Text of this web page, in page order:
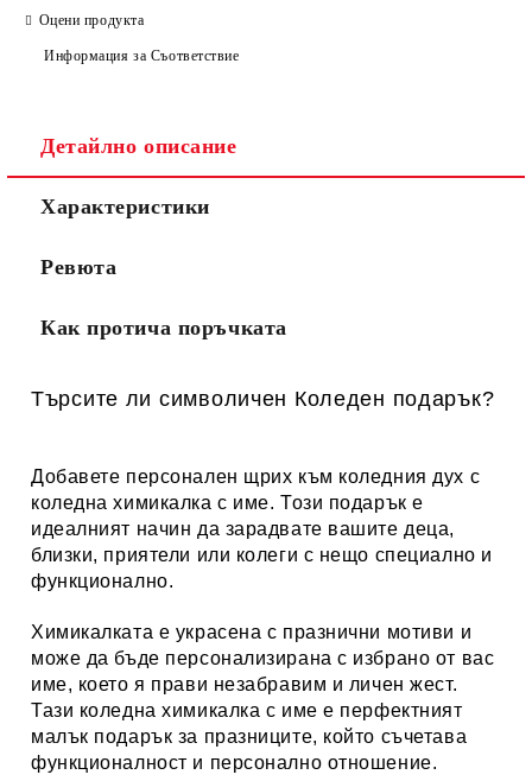
Оцени продукта
Информация за Съответствие
Детайлно описание
Характеристики
Ревюта
Как протича поръчката
Търсите ли символичен Коледен подарък?
Добавете персонален щрих към коледния дух с
коледна химикалка с име. Този подарък е
идеалният начин да зарадвате вашите деца,
близки, приятели или колеги с нещо специално и
функционално.
Химикалката е украсена с празнични мотиви и
може да бъде персонализирана с избрано от вас
име, което я прави незабравим и личен жест.
Тази коледна химикалка с име е перфектният
малък подарък за празниците, който съчетава
функционалност и персонално отношение.